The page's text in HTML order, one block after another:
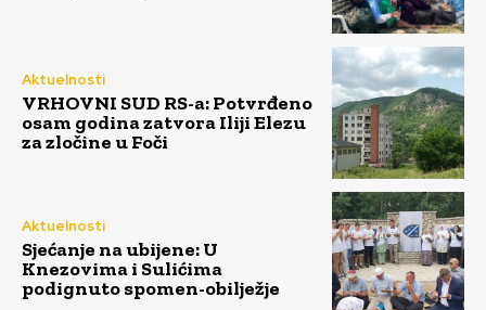
Aktuelnosti
VRHOVNI SUD RS-a: Potvrđeno
osam godina zatvora Iliji Elezu
za zločine u Foči
Aktuelnosti
Sjećanje na ubijene: U
Knezovima i Sulićima
podignuto spomen-obilježje